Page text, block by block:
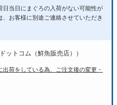
当日にまぐろの入荷がない可能性が
お客様に別途ご連絡させていただき
ットコム（鮮魚販売店））
荷をしている為、ご注文後の変更・